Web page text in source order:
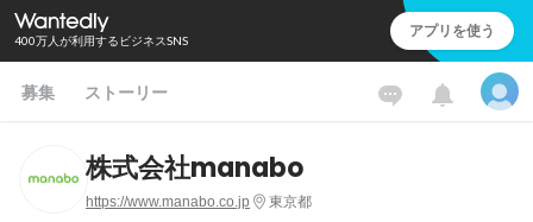
400万人が利用するビジネスSNS アプリを使う
募集 ストーリー
株式会社manabo
https://www.manabo.co.jp 東京都